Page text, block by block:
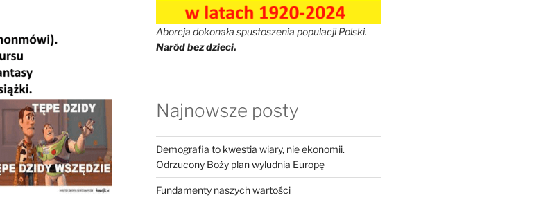
Aborcja dokonała spustoszenia populacji Polski.
Naród bez dzieci.
Najnowsze posty
Demografia to kwestia wiary, nie ekonomii.
Odrzucony Boży plan wyludnia Europę
Fundamenty naszych wartości